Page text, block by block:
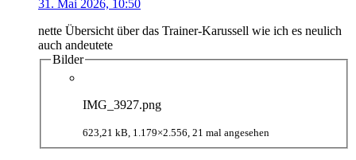
31. Mai 2026, 10:50
nette Übersicht über das Trainer-Karussell wie ich es neulich
auch andeutete
Bilder
IMG_3927.png
623,21 kB, 1.179×2.556, 21 mal angesehen